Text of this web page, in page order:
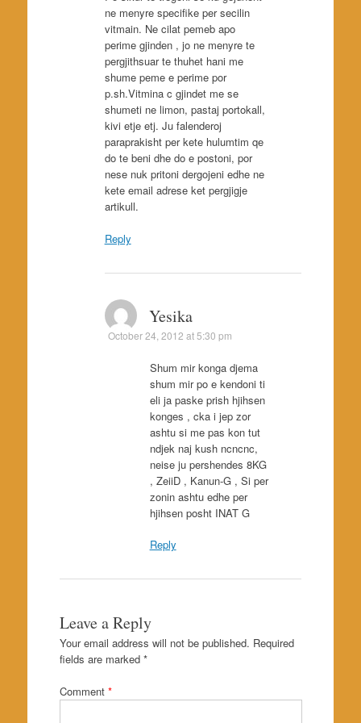
ne menyre specifike per secilin
vitmain. Ne cilat pemeb apo
perime gjinden , jo ne menyre te
pergjithsuar te thuhet hani me
shume peme e perime por
p.sh.Vitmina c gjindet me se
shumeti ne limon, pastaj portokall,
kivi etje etj. Ju falenderoj
paraprakisht per kete hulumtim qe
do te beni dhe do e postoni, por
nese nuk pritoni dergojeni edhe ne
kete email adrese ket pergjigje
artikull.
Reply
Yesika
October 24, 2012 at 5:30 pm
Shum mir konga djema
shum mir po e kendoni ti
eli ja paske prish hjihsen
konges , cka i jep zor
ashtu si me pas kon tut
ndjek naj kush ncncnc,
neise ju pershendes 8KG
, ZeiiD , Kanun-G , Si per
zonin ashtu edhe per
hjihsen posht INAT G
Reply
Leave a Reply
Your email address will not be published. Required
fields are marked *
Comment *